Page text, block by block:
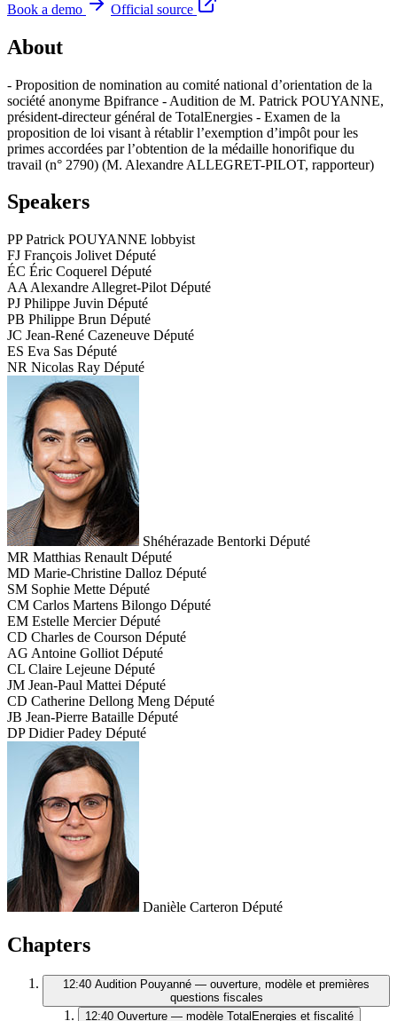
Book a demo
Official source
About
- Proposition de nomination au comité national d’orientation de la
société anonyme Bpifrance - Audition de M. Patrick POUYANNE,
président-directeur général de TotalEnergies - Examen de la
proposition de loi visant à rétablir l’exemption d’impôt pour les
primes accordées par l’obtention de la médaille honorifique du
travail (n° 2790) (M. Alexandre ALLEGRET-PILOT, rapporteur)
Speakers
PP Patrick POUYANNE lobbyist
FJ François Jolivet Député
ÉC Éric Coquerel Député
AA Alexandre Allegret-Pilot Député
PJ Philippe Juvin Député
PB Philippe Brun Député
JC Jean-René Cazeneuve Député
ES Eva Sas Député
NR Nicolas Ray Député
Shéhérazade Bentorki Député
MR Matthias Renault Député
MD Marie-Christine Dalloz Député
SM Sophie Mette Député
CM Carlos Martens Bilongo Député
EM Estelle Mercier Député
CD Charles de Courson Député
AG Antoine Golliot Député
CL Claire Lejeune Député
JM Jean-Paul Mattei Député
CD Catherine Dellong Meng Député
JB Jean-Pierre Bataille Député
DP Didier Padey Député
Danièle Carteron Député
Chapters
12:40 Audition Pouyanné — ouverture, modèle et premières
questions fiscales
12:40 Ouverture — modèle TotalEnergies et fiscalité